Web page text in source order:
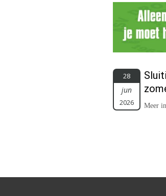
28
jun
2026 Meer